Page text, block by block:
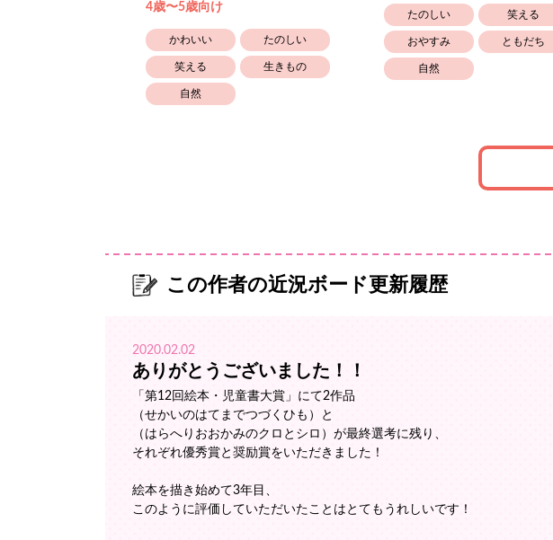
4歳〜5歳向け
かわいい たのしい
笑える 生きもの
自然
たのしい 笑える
おやすみ ともだち
自然
この作者の近況ボード更新履歴
2020.02.02
ありがとうございました！！
「第12回絵本・児童書大賞」にて2作品
（せかいのはてまでつづくひも）と
（はらへりおおかみのクロとシロ）が最終選考に残り、
それぞれ優秀賞と奨励賞をいただきました！
絵本を描き始めて3年目、
このように評価していただいたことはとてもうれしいです！